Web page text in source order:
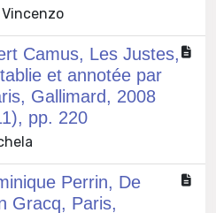
Vincenzo
Camus, Les Justes,
et annotée par
Gallimard, 2008
pp. 220
Perrin, De
Gracq, Paris,